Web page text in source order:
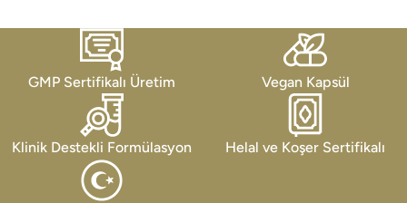
GMP Sertifikalı Üretim Vegan Kapsül
Klinik Destekli Formülasyon Helal ve Koşer Sertifikalı